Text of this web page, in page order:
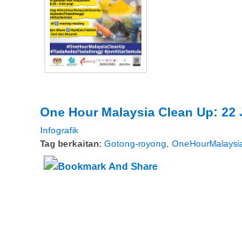
One Hour Malaysia Clean Up: 22
Infografik
Tag berkaitan: Gotong-royong